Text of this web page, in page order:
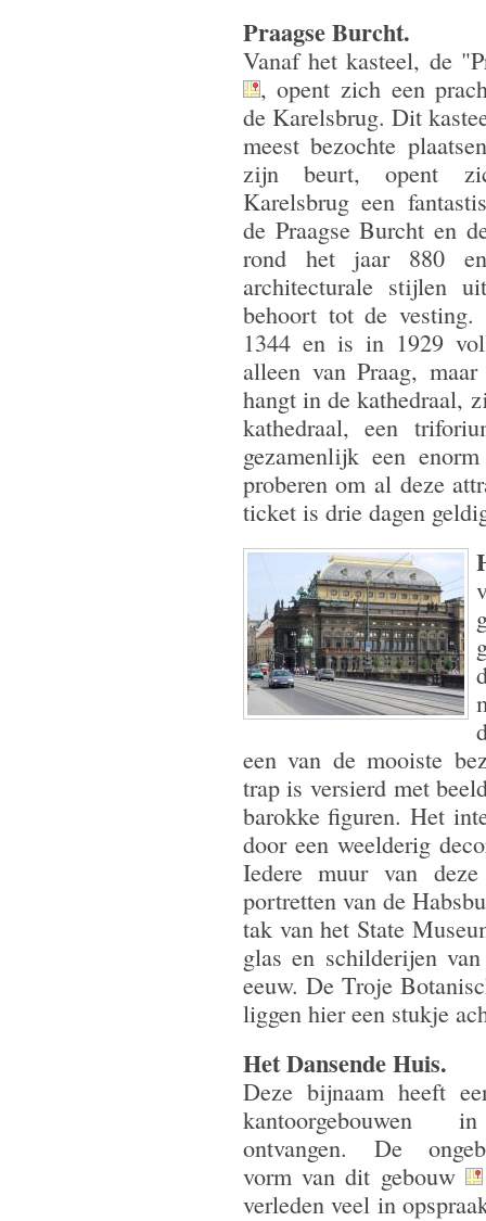
Praagse Burcht.
Vanaf het kasteel, de
, opent zich een
de Karelsbrug. Dit
meest bezochte
zijn beurt, opent
Karelsbrug een
de Praagse Burcht en
rond het jaar 880
architecturale stijlen
behoort tot de
1344 en is in 1929
alleen van Praag,
hangt in de kathedraal,
kathedraal, een
gezamenlijk een
proberen om al deze
ticket is drie dagen
een van de mooiste
trap is versierd met
barokke figuren. Het
door een weelderig
Iedere muur van
portretten van de
tak van het State
glas en schilderijen
eeuw. De Troje
liggen hier een stukje
Het Dansende Huis.
Deze bijnaam heeft
kantoorgebouwen
ontvangen. De
vorm van dit gebouw
verleden veel in